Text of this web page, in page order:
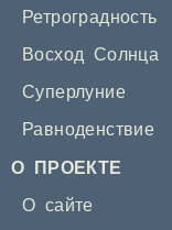
Ретроградность
Восход Солнца
Суперлуние
Равноденствие
О ПРОЕКТЕ
О сайте